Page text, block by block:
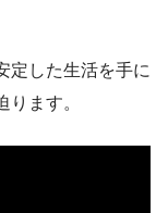
定した生活を手に
ます。